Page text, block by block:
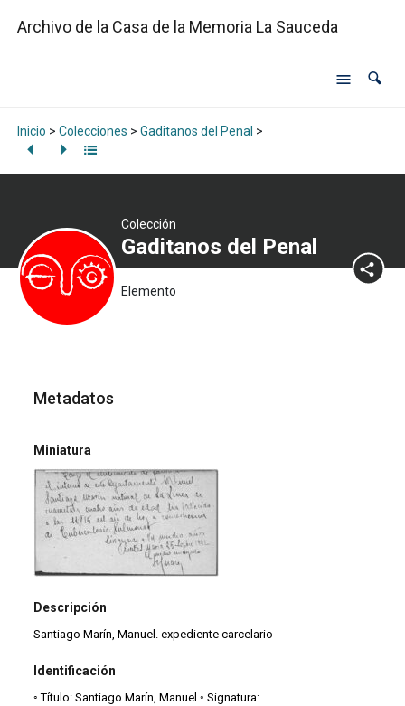
Archivo de la Casa de la Memoria La Sauceda
Inicio > Colecciones > Gaditanos del Penal >
Colección
Gaditanos del Penal
Elemento
Metadatos
Miniatura
Descripción
Santiago Marín, Manuel. expediente carcelario
Identificación
◦ Título: Santiago Marín, Manuel ◦ Signatura: